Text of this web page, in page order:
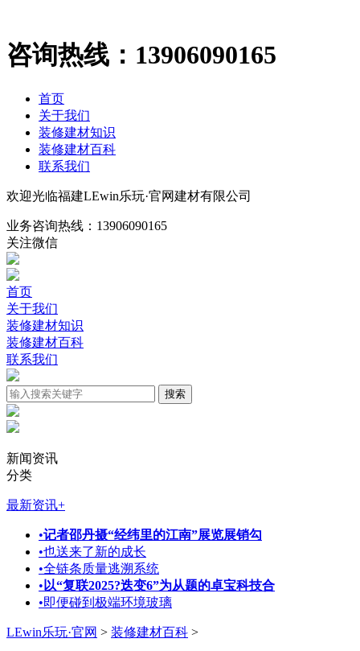
咨询热线： 13906090165
首页
关于我们
装修建材知识
装修建材百科
联系我们
欢迎光临福建LEwin乐玩·官网建材有限公司
业务咨询热线： 13906090165
关注微信
首页
关于我们
装修建材知识
装修建材百科
联系我们
新闻资讯
分类
最新资讯+
•记者邵丹摄“经纬里的江南”展览展销勾
•也送来了新的成长
•全链条质量逃溯系统
• 以“复联2025?迭变6”为从题的卓宝科技合
•即便碰到极端环境玻璃
LEwin乐玩·官网 > 装修建材百科 >